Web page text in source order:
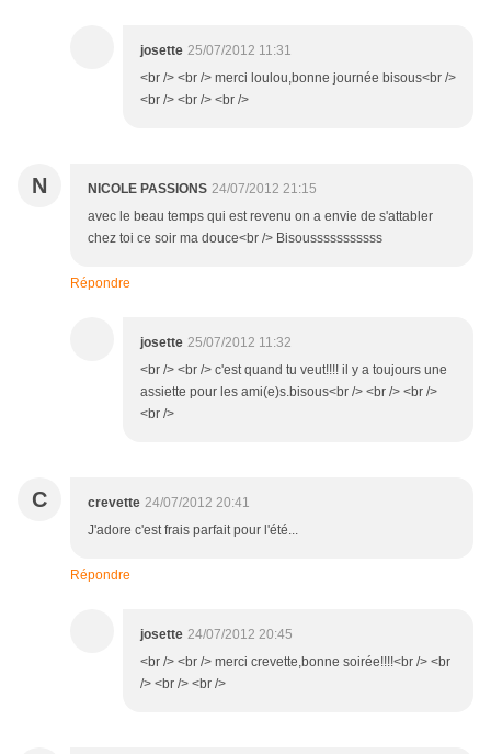
josette 25/07/2012 11:31
<br /> <br /> merci loulou,bonne journée bisous<br />
<br /> <br /> <br />
N NICOLE PASSIONS 24/07/2012 21:15
avec le beau temps qui est revenu on a envie de s'attabler
chez toi ce soir ma douce<br /> Bisousssssssssss
Répondre
josette 25/07/2012 11:32
<br /> <br /> c'est quand tu veut!!!! il y a toujours une
assiette pour les ami(e)s.bisous<br /> <br /> <br />
<br />
C crevette 24/07/2012 20:41
J'adore c'est frais parfait pour l'été...
Répondre
josette 24/07/2012 20:45
<br /> <br /> merci crevette,bonne soirée!!!!<br /> <br
/> <br /> <br />